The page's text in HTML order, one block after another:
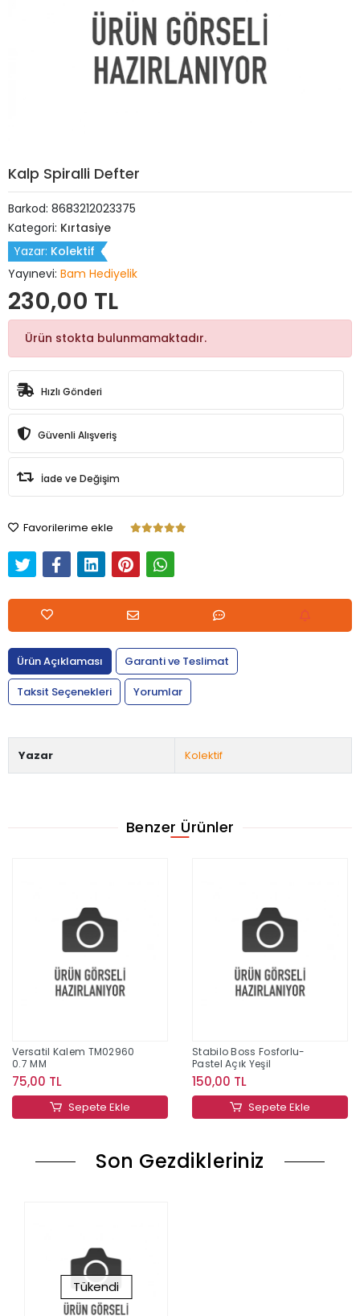
Kalp Spiralli Defter
Barkod: 8683212023375
Kategori: Kırtasiye
Yazar: Kolektif
Yayınevi: Bam Hediyelik
230,00 TL
Ürün stokta bulunmamaktadır.
Hızlı Gönderi
Güvenli Alışveriş
İade ve Değişim
Favorilerime ekle
Ürün Açıklaması
Garanti ve Teslimat
Taksit Seçenekleri
Yorumlar
Yazar Kolektif
Benzer Ürünler
Versatil Kalem TM02960
0.7 MM
75,00 TL
Sepete Ekle
Stabilo Boss Fosforlu-
Pastel Açık Yeşil
150,00 TL
Sepete Ekle
Son Gezdikleriniz
Tükendi